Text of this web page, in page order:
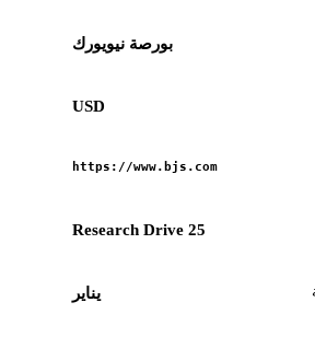
بورصة نيويورك
USD
https://www.bjs.com
25 Research Drive
يناير